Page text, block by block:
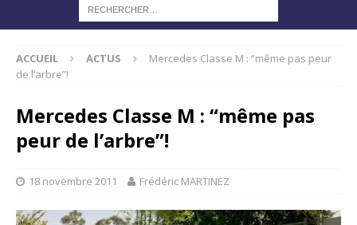
ACCUEIL ACTUS
Mercedes Classe M : “même pas peur
de l’arbre”!
Mercedes Classe M : “même pas
peur de l’arbre”!
18 novembre 2011 Frédéric MARTINEZ